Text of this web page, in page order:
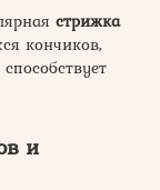
стрижка
кончиков,
и